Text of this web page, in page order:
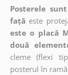
Posterele
față este
este o placă
două
cleme (flexi
posterul în